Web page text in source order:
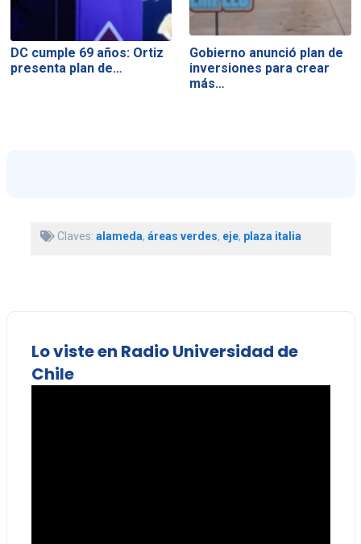
DC cumple 69 años: Ortiz
presenta plan de…
Gobierno anunció plan de
inversiones para crear
más…
Claves: alameda, áreas verdes, eje, plaza italia
Lo viste en Radio Universidad de
Chile